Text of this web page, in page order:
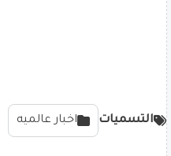
التسميات اخبار عالميه